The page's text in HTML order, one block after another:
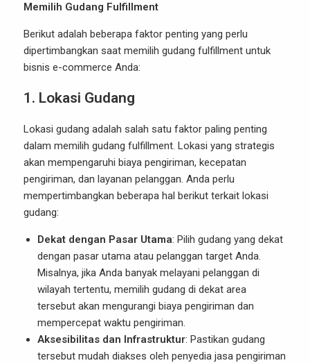
Memilih Gudang Fulfillment
Berikut adalah beberapa faktor penting yang perlu
dipertimbangkan saat memilih gudang fulfillment untuk
bisnis e-commerce Anda:
1. Lokasi Gudang
Lokasi gudang adalah salah satu faktor paling penting
dalam memilih gudang fulfillment. Lokasi yang strategis
akan mempengaruhi biaya pengiriman, kecepatan
pengiriman, dan layanan pelanggan. Anda perlu
mempertimbangkan beberapa hal berikut terkait lokasi
gudang:
Dekat dengan Pasar Utama: Pilih gudang yang dekat
dengan pasar utama atau pelanggan target Anda.
Misalnya, jika Anda banyak melayani pelanggan di
wilayah tertentu, memilih gudang di dekat area
tersebut akan mengurangi biaya pengiriman dan
mempercepat waktu pengiriman.
Aksesibilitas dan Infrastruktur: Pastikan gudang
tersebut mudah diakses oleh penyedia jasa pengiriman